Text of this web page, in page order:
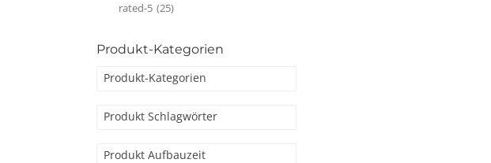
rated-5 (25)
Produkt-Kategorien
Produkt-Kategorien
Produkt Schlagwörter
Produkt Aufbauzeit